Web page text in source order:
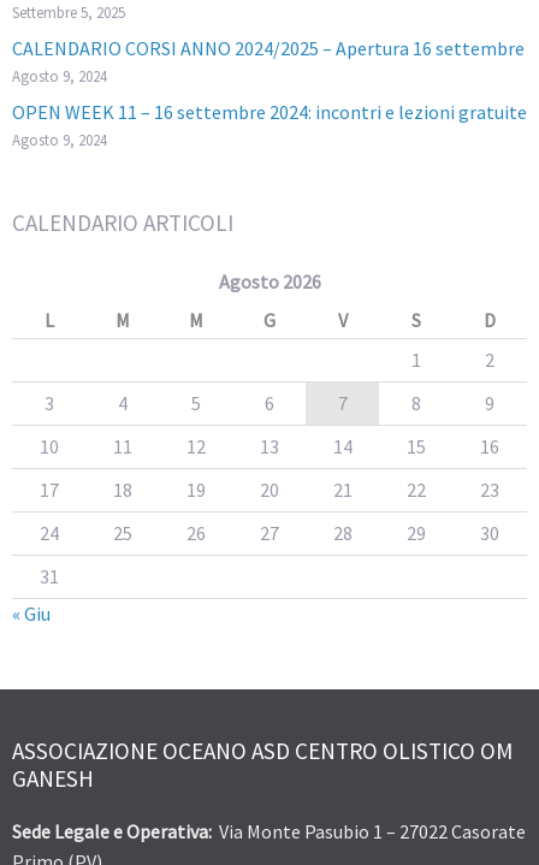
Settembre 5, 2025
CALENDARIO CORSI ANNO 2024/2025 – Apertura 16 settembre
Agosto 9, 2024
OPEN WEEK 11 – 16 settembre 2024: incontri e lezioni gratuite
Agosto 9, 2024
CALENDARIO ARTICOLI
Agosto 2026
L
M M G V S
D
1
2
3
4 5 6 7 8
9
10
11 12 13 14 15
16
17
18 19 20 21 22
23
24
25 26 27 28 29
30
31
« Giu
ASSOCIAZIONE OCEANO ASD CENTRO OLISTICO OM
GANESH
Sede Legale e Operativa: Via Monte Pasubio 1 – 27022 Casorate